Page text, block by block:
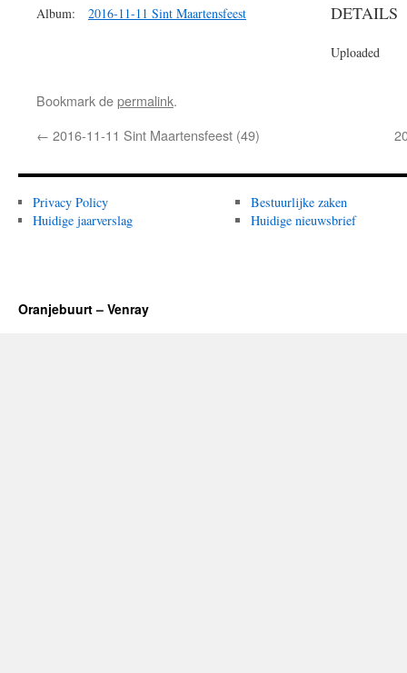
Album: 2016-11-11 Sint Maartensfeest DETAILS
Uploaded
Bookmark depermalink.
← 2016-11-11 Sint Maartensfeest (49)
Privacy Policy
Huidige jaarverslag
Bestuurlijke zaken
Huidige nieuwsbrief
Oranjebuurt – Venray